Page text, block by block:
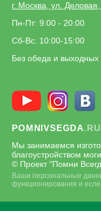
г. Москва, ул.
Пн-Пт: 9:00 - 20:00
Сб-Вс: 10:00-15:00
Без обеда и выходных
POMNIVSEGDA.RU
Мы занимаемся
благоустройством
© Проект "Помни
Ваши персональные
функционирования и если